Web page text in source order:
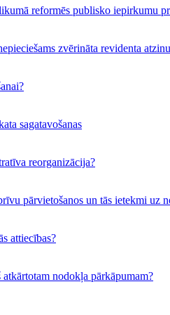
reformēs publisko iepirkumu
zvērināta revidenta
sagatavošanas
reorganizācija?
pārvietošanos un tās ietekmi uz
attiecības?
nodokļa pārkāpumam?